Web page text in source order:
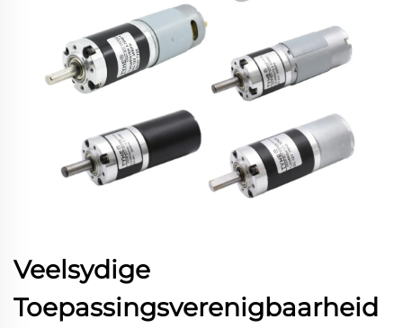
Veelsydige
Toepassingsverenigbaarheid